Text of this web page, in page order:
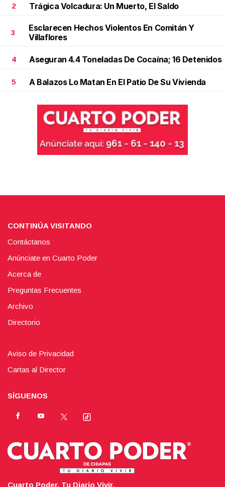
2 Trágica Volcadura: Un Muerto, El Saldo
3
Esclarecen Hechos Violentos En Comitán Y
Villaflores
4 Aseguran 4.4 Toneladas De Cocaína; 16 Detenidos
5 A Balazos Lo Matan En El Patio De Su Vivienda
CONTINÚA VISITANDO
Contáctanos
Anúnciate en Cuarto Poder
Acerca de
Preguntas Frecuentes
Archivo
Directorio
Aviso de Privacidad
Cartas al Director
SÍGUENOS
Cuarto Poder. Tu Diario Vivir.